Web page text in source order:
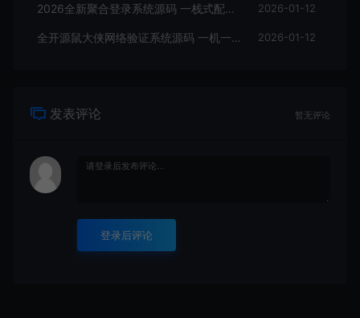
2026全新聚合登录系统源码 一栈式配置全部快捷登录接口带搭建教程 2026-01-12
全开源鼠大侠网络验证系统源码 一机一码授权验证带搭建教程 2026-01-12
发表评论 暂无评论
登录后评论